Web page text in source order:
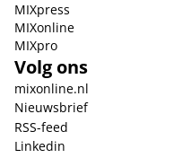
MIXpress
MIXonline
MIXpro
Volg ons
mixonline.nl
Nieuwsbrief
RSS-feed
Linkedin